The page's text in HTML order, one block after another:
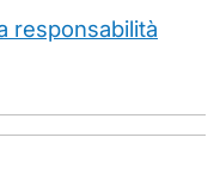
responsabilità